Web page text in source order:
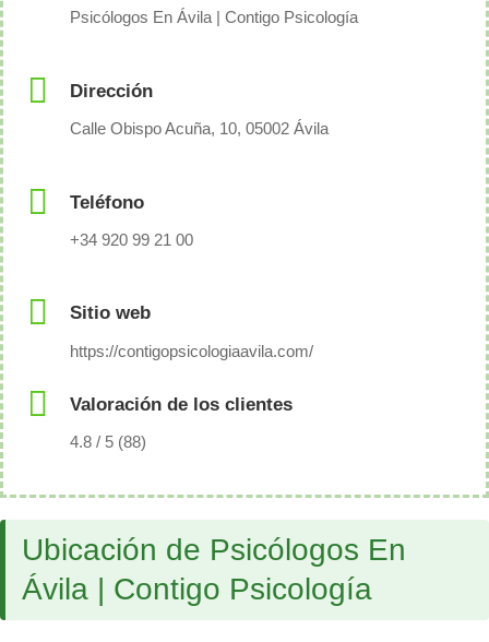
Psicólogos En Ávila | Contigo Psicología
Dirección
Calle Obispo Acuña, 10, 05002 Ávila
Teléfono
+34 920 99 21 00
Sitio web
https://contigopsicologiaavila.com/
Valoración de los clientes
4.8 / 5 (88)
Ubicación de Psicólogos En
Ávila | Contigo Psicología